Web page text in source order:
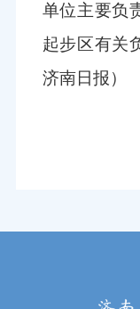
单位主要负
起步区有关
济南日报）